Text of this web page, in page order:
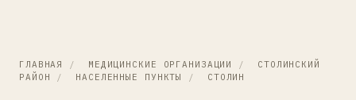
ГЛАВНАЯ / МЕДИЦИНСКИЕ ОРГАНИЗАЦИИ /
СТОЛИНСКИЙ
РАЙОН
/ НАСЕЛЕННЫЕ ПУНКТЫ / СТОЛИН